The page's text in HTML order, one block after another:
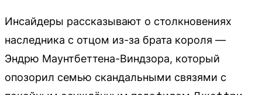
Инсайдеры рассказывают о столкновениях
наследника с отцом из-за брата короля —
Эндрю Маунтбеттена-Виндзора, который
опозорил семью скандальными связями с